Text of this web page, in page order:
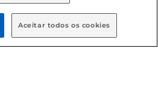
Aceitar todos os cookies